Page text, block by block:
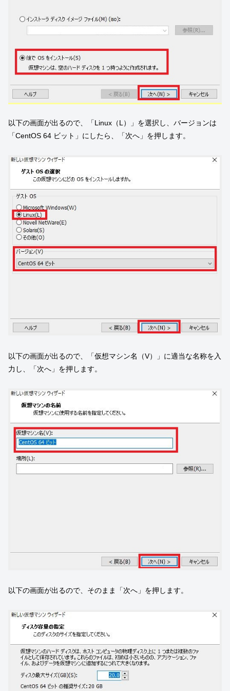
以下の画面が出るので、「Linux（L）」を選択し、バージョンは
「CentOS 64 ビット」にしたら、「次へ」を押します。
以下の画面が出るので、「仮想マシン名（V）」に適当な名称を入
力し、「次へ」を押します。
以下の画面が出るので、そのまま「次へ」を押します。